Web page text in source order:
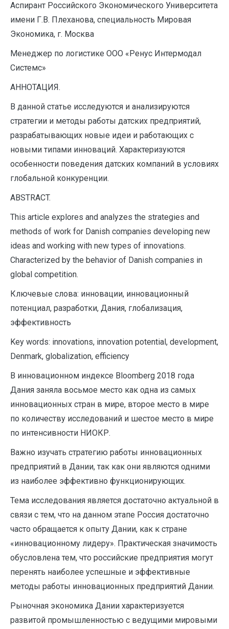
Аспирант Российского Экономического Университета
имени Г.В. Плеханова, специальность Мировая
Экономика, г. Москва
Менеджер по логистике ООО «Ренус Интермодал
Системс»
АННОТАЦИЯ.
В данной статье исследуются и анализируются
стратегии и методы работы датских предприятий,
разрабатывающих новые идеи и работающих с
новыми типами инноваций. Характеризуются
особенности поведения датских компаний в условиях
глобальной конкуренции.
ABSTRACT.
This article explores and analyzes the strategies and
methods of work for Danish companies developing new
ideas and working with new types of innovations.
Characterized by the behavior of Danish companies in
global competition.
Ключевые слова: инновации, инновационный
потенциал, разработки, Дания, глобализация,
эффективность
Key words: innovations, innovation potential, development,
Denmark, globalization, efficiency
В инновационном индексе Bloomberg 2018 года
Дания заняла восьмое место как одна из самых
инновационных стран в мире, второе место в мире
по количеству исследований и шестое место в мире
по интенсивности НИОКР.
Важно изучать стратегию работы инновационных
предприятий в Дании, так как они являются одними
из наиболее эффективно функционирующих.
Тема исследования является достаточно актуальной в
связи с тем, что на данном этапе Россия достаточно
часто обращается к опыту Дании, как к стране
«инновационному лидеру». Практическая значимость
обусловлена тем, что российские предприятия могут
перенять наиболее успешные и эффективные
методы работы инновационных предприятий Дании.
Рыночная экономика Дании характеризуется
развитой промышленностью с ведущими мировыми